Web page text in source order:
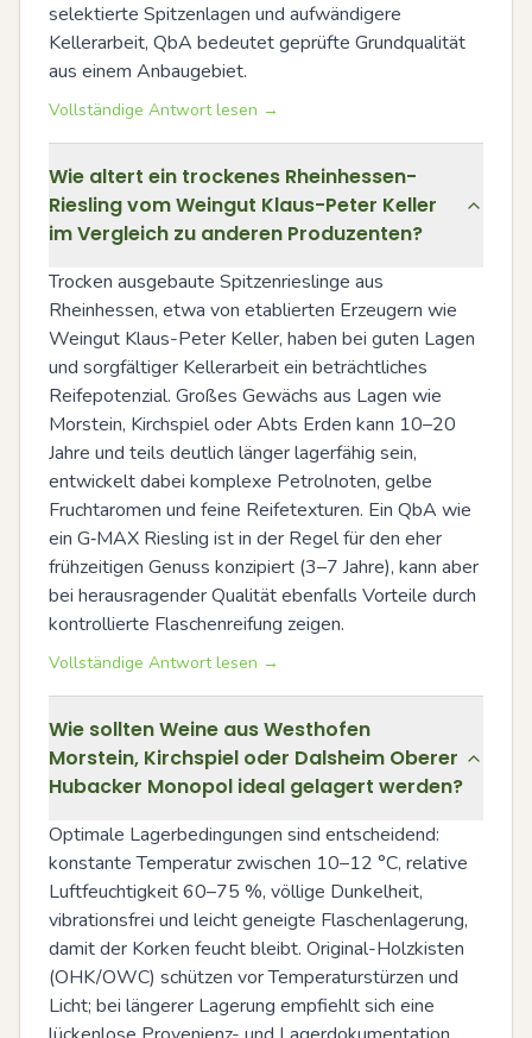
selektierte Spitzenlagen und aufwändigere
Kellerarbeit, QbA bedeutet geprüfte Grundqualität
aus einem Anbaugebiet.
Vollständige Antwort lesen →
Wie altert ein trockenes Rheinhessen-
Riesling vom Weingut Klaus-Peter Keller
im Vergleich zu anderen Produzenten?
Trocken ausgebaute Spitzenrieslinge aus
Rheinhessen, etwa von etablierten Erzeugern wie
Weingut Klaus-Peter Keller, haben bei guten Lagen
und sorgfältiger Kellerarbeit ein beträchtliches
Reifepotenzial. Großes Gewächs aus Lagen wie
Morstein, Kirchspiel oder Abts Erden kann 10–20
Jahre und teils deutlich länger lagerfähig sein,
entwickelt dabei komplexe Petrolnoten, gelbe
Fruchtaromen und feine Reifetexturen. Ein QbA wie
ein G‑MAX Riesling ist in der Regel für den eher
frühzeitigen Genuss konzipiert (3–7 Jahre), kann aber
bei herausragender Qualität ebenfalls Vorteile durch
kontrollierte Flaschenreifung zeigen.
Vollständige Antwort lesen →
Wie sollten Weine aus Westhofen
Morstein, Kirchspiel oder Dalsheim Oberer
Hubacker Monopol ideal gelagert werden?
Optimale Lagerbedingungen sind entscheidend:
konstante Temperatur zwischen 10–12 °C, relative
Luftfeuchtigkeit 60–75 %, völlige Dunkelheit,
vibrationsfrei und leicht geneigte Flaschenlagerung,
damit der Korken feucht bleibt. Original-Holzkisten
(OHK/OWC) schützen vor Temperaturstürzen und
Licht; bei längerer Lagerung empfiehlt sich eine